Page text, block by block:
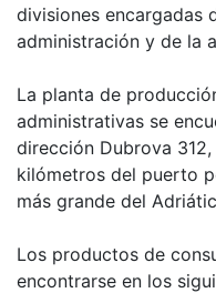
divisiones encargadas
administración y de la
La planta de
administrativas se
dirección Dubrova
kilómetros del puerto
más grande del
Los productos de
encontrarse en los